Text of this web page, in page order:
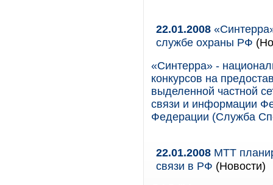
22.01.2008
службе охраны РФ
«Синтерра» -
конкурсов на
выделенной частной
связи и информации
Федерации (Служба
22.01.2008 МТТ
связи в РФ (Новости)